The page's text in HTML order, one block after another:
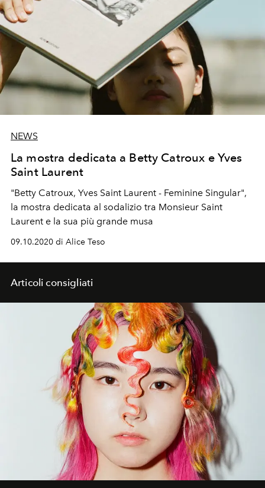
NEWS
La mostra dedicata a Betty Catroux e Yves
Saint Laurent
"Betty Catroux, Yves Saint Laurent - Feminine Singular",
la mostra dedicata al sodalizio tra Monsieur Saint
Laurent e la sua più grande musa
09.10.2020 di Alice Teso
Articoli consigliati